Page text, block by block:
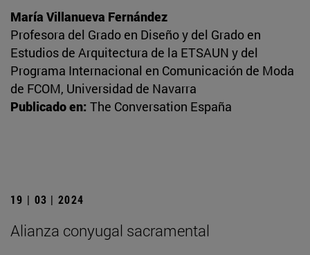
María Villanueva Fernández
Profesora del Grado en Diseño y del Grado en
Estudios de Arquitectura de la ETSAUN y del
Programa Internacional en Comunicación de Moda
de FCOM, Universidad de Navarra
Publicado en: The Conversation España
19 | 03 | 2024
Alianza conyugal sacramental